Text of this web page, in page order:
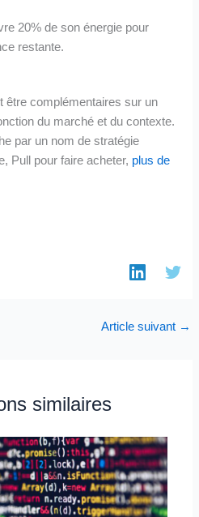
20% de son énergie pour
restante.
être complémentaires sur un
du marché et du contexte.
par un nom de stratégie
Pull pour faire acheter, plus de
Article suivant →
similaires